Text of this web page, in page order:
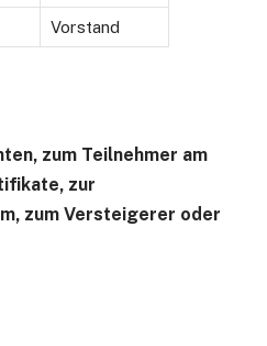
Vorstand
zum Teilnehmer am
zur
zum Versteigerer oder